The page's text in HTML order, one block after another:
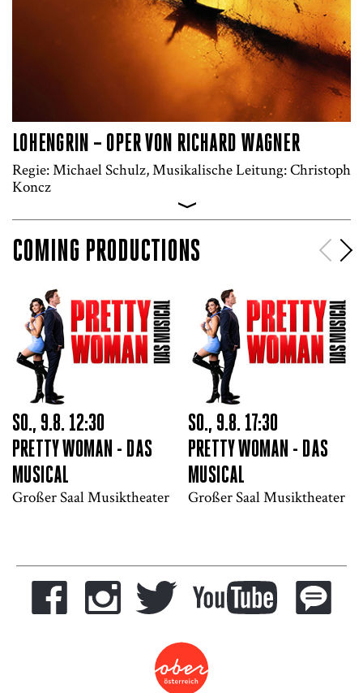
LOHENGRIN – OPER VON RICHARD WAGNER
Regie: Michael Schulz, Musikalische Leitung: Christoph
Koncz
>
COMING PRODUCTIONS
SO., 9.8. 12:30
PRETTY WOMAN - DAS
MUSICAL
Großer Saal Musiktheater
SO., 9.8. 17:30
PRETTY WOMAN - DAS
MUSICAL
Großer Saal Musiktheater